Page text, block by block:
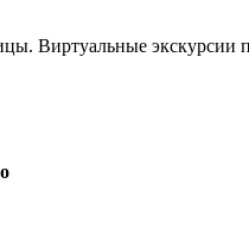
Виртуальные экскурсии